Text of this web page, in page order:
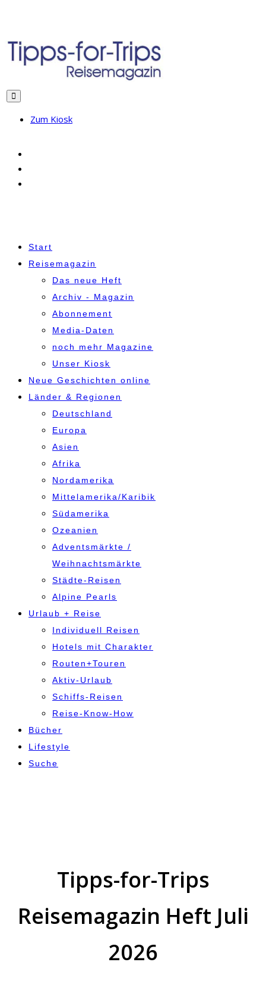
Zum Kiosk
Start
Reisemagazin
Das neue Heft
Archiv - Magazin
Abonnement
Media-Daten
noch mehr Magazine
Unser Kiosk
Neue Geschichten online
Länder & Regionen
Deutschland
Europa
Asien
Afrika
Nordamerika
Mittelamerika/Karibik
Südamerika
Ozeanien
Adventsmärkte /
Weihnachtsmärkte
Städte-Reisen
Alpine Pearls
Urlaub + Reise
Individuell Reisen
Hotels mit Charakter
Routen+Touren
Aktiv-Urlaub
Schiffs-Reisen
Reise-Know-How
Bücher
Lifestyle
Suche
Tipps-for-Trips
Reisemagazin Heft Juli
2026